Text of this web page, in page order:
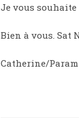
Je vous
Bien à vous. Sat
Catherine/